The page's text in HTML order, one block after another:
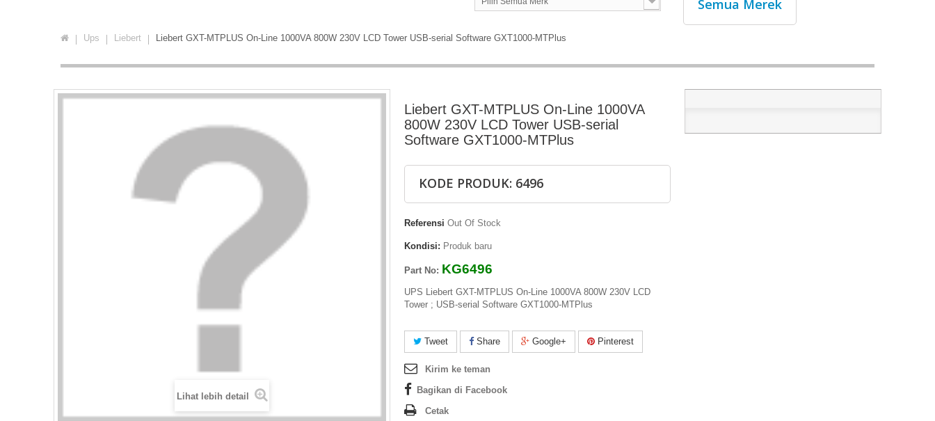
Semua Merek
Ups Liebert Liebert GXT-MTPLUS On-Line 1000VA 800W 230V LCD Tower USB-serial Software GXT1000-MTPlus
Lihat lebih detail
Liebert GXT-MTPLUS On-Line 1000VA
800W 230V LCD Tower USB-serial
Software GXT1000-MTPlus
KODE PRODUK: 6496
Referensi Out Of Stock
Kondisi: Produk baru
Part No: KG6496
UPS Liebert GXT-MTPLUS On-Line 1000VA 800W 230V LCD
Tower ; USB-serial Software GXT1000-MTPlus
Tweet Share Google+ Pinterest
Kirim ke teman
Bagikan di Facebook
Cetak